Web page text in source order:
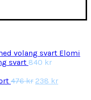
Elomi
svart 840 kr
476kr Det
238 krDet